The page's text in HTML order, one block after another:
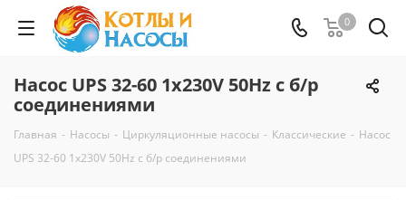
0
Насос UPS 32-60 1x230V 50Hz с б/р
соединениями
Главная - Насосы - Циркуляционные насосы - Классические - Насос
UPS 32-60 1x230V 50Hz с б/р соединениями